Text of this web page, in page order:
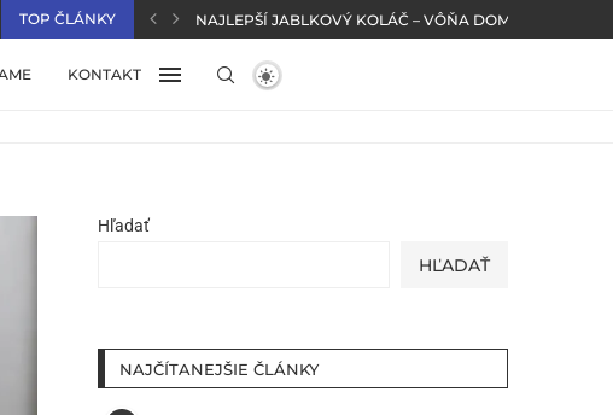
TOP ČLÁNKY NAJLEPŠÍ JABLKOVÝ KOLÁČ – VÔŇA DOMOVA V
KONTAKT
Hľadať
HĽADAŤ
NAJČÍTANEJŠIE ČLÁNKY